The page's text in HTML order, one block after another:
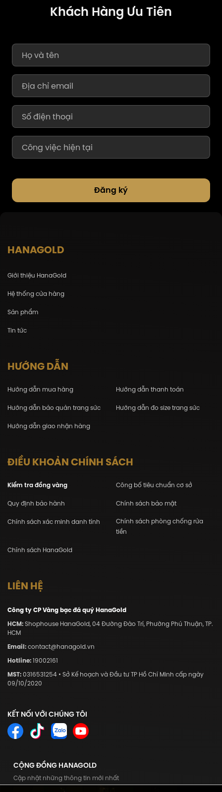
Khách Hàng Ưu Tiên
Đăng ký
HANAGOLD
Giới thiệu HanaGold
Hệ thống cửa hàng
Sản phẩm
Tin tức
HƯỚNG DẪN
Hướng dẫn mua hàng Hướng dẫn thanh toán
Hướng dẫn bảo quản trang sức Hướng dẫn đo size trang sức
Hướng dẫn giao nhận hàng
ĐIỀU KHOẢN CHÍNH SÁCH
Kiểm tra đồng vàng Công bố tiêu chuẩn cơ sở
Quy định bảo hành Chính sách bảo mật
Chính sách xác minh danh tính
Chính sách phòng chống rửa
tiền
Chính sách HanaGold
LIÊN HỆ
Công ty CP Vàng bạc đá quý HanaGold
HCM:Shophouse HanaGold, 04 Đường Đào Trí, Phường Phú Thuận, TP.
HCM
Email:contact@hanagold.vn
Hotline:19002161
MST:0316531254 • Sở Kế hoạch và Đầu tư TP Hồ Chí Minh cấp ngày
09/10/2020
KẾT NỐI VỚI CHÚNG TÔI
CỘNG ĐỒNG HANAGOLD
Cập nhật những thông tin mới nhất